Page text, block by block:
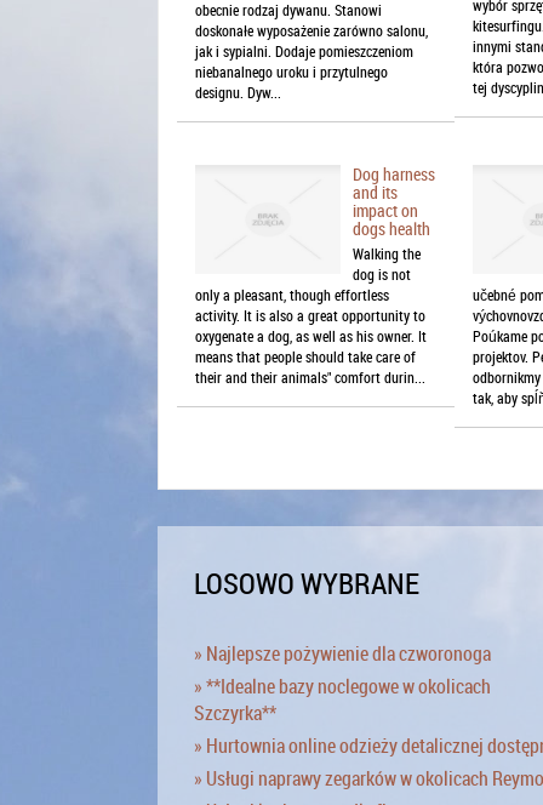
obecnie rodzaj dywanu. Stanowi
doskonałe wyposażenie zarówno salonu,
jak i sypialni. Dodaje pomieszczeniom
niebanalnego uroku i przytulnego
designu. Dyw...
wybór
innymi
która
tej
Dog harness
and its
impact on
dogs health
Walking the
dog is not
only a pleasant, though effortless
activity. It is also a great opportunity to
oxygenate a dog, as well as his owner. It
means that people should take care of
their and their animals" comfort durin...
učebné
Poúkame
projektov.
tak, aby
LOSOWO WYBRANE
» Najlepsze pożywienie dla czworonoga
» **Idealne bazy noclegowe w okolicach
Szczyrka**
» Hurtownia online odzieży detalicznej
» Usługi naprawy zegarków w okolicach